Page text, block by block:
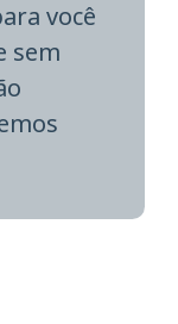
você
sem